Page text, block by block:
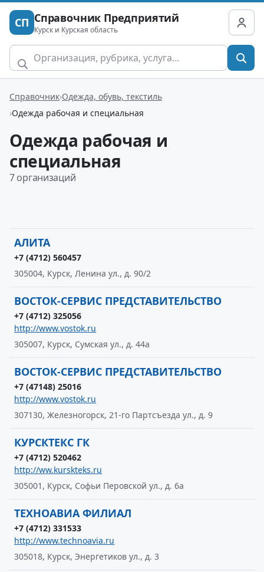
СП Справочник Предприятий
Курск и Курская область
Справочник Одежда, обувь, текстиль
Одежда рабочая и специальная
Одежда рабочая и
специальная
7 организаций
АЛИТА
+7 (4712) 560457
305004, Курск, Ленина ул., д. 90/2
ВОСТОК-СЕРВИС ПРЕДСТАВИТЕЛЬСТВО
+7 (4712) 325056
http://www.vostok.ru
305007, Курск, Сумская ул., д. 44а
ВОСТОК-СЕРВИС ПРЕДСТАВИТЕЛЬСТВО
+7 (47148) 25016
http://www.vostok.ru
307130, Железногорск, 21-го Партсъезда ул., д. 9
КУРСКТЕКС ГК
+7 (4712) 520462
http://ww.kurskteks.ru
305001, Курск, Софьи Перовской ул., д. 6а
ТЕХНОАВИА ФИЛИАЛ
+7 (4712) 331533
http://www.technoavia.ru
305018, Курск, Энергетиков ул., д. 3